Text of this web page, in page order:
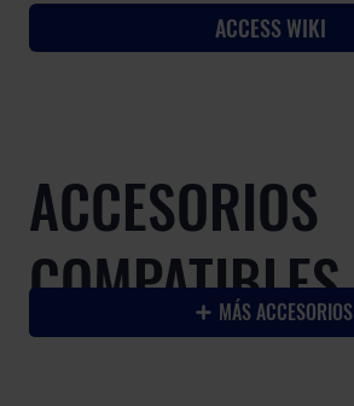
ACCESS WIKI
ACCESORIOS
COMPATIBLES
MÁS ACCESORIOS